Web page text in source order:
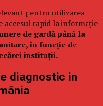
pentru utilizarea
accesul rapid la informație
de gardă până la
în funcție de
instituții.
diagnostic in